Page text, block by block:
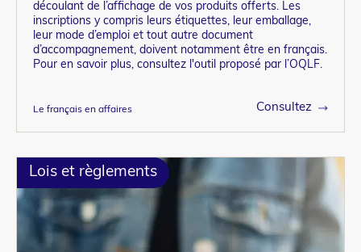
découlant de l’affichage de vos produits offerts. Les
inscriptions y compris leurs étiquettes, leur emballage,
leur mode d’emploi et tout autre document
d’accompagnement, doivent notamment être en français.
Pour en savoir plus, consultez l'outil proposé par l’OQLF.
Le français en affaires Consultez
Lois et règlements